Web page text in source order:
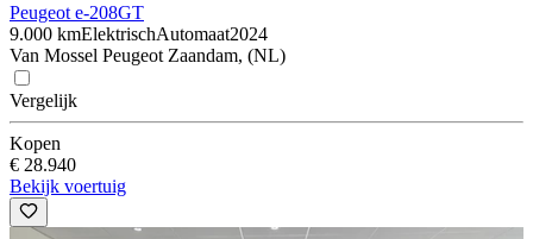
Peugeot e-208GT
9.000 kmElektrischAutomaat2024
Van Mossel Peugeot Zaandam, (NL)
Vergelijk
Kopen
€ 28.940
Bekijk voertuig